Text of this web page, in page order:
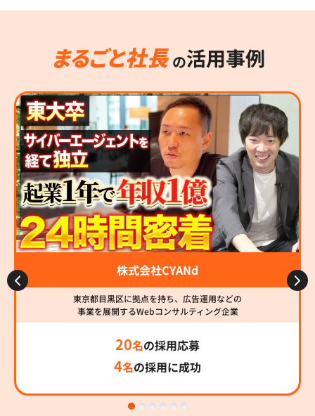
の活用事例
株式会社CYANd
東京都目黒区に拠点を持ち、広告運用などの
事業を展開するWebコンサルティング企業
20名の採用応募
4名の採用に成功